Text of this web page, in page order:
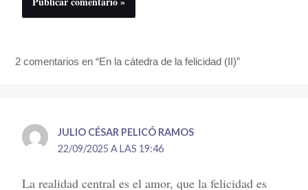
2 comentarios en “En la cátedra de la felicidad (II)”
JULIO CÉSAR PELICÓ RAMOS
22/09/2025 A LAS 19:46
La realidad central es el amor, que la felicidad es